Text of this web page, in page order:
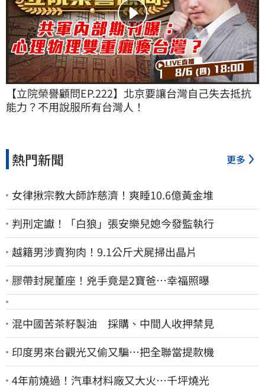
【立院榮譽顧問EP.222】北京要讓台灣自己失去抵抗
能力？不用說服所有台灣人！
熱門新聞 更多
女律揪宗教大師詐慈濟！爽睡10.6億黃金堆
判刑定讞！「白狼」張安樂兒媳今發監執行
越籍男涉賣狗肉！9.1公斤犬屍掃出晶片
膠帶封屍董座！兇手竟是2寶爸…幸福照曝
混中國苦茶籽製油 採購、中間人收押禁見
印度男來台觀光又偷又騙…把全聯當提款機
4年前燒過！汽車材料廠又大火…千坪燒光